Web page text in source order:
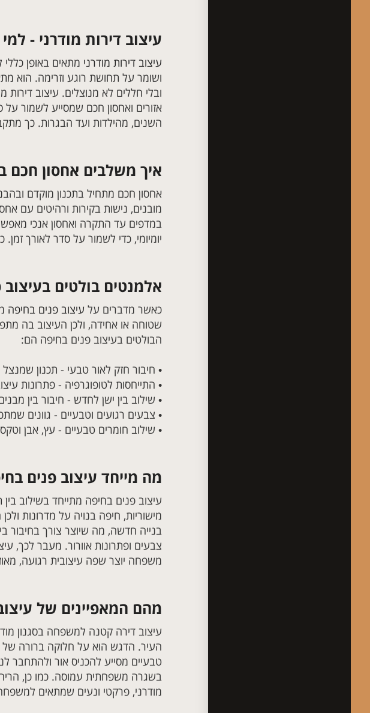
עיצוב דירות מודרני -
עיצוב דירות מודרני מתאים באופן
ושומר על תחושת רוגע וזרימה. הוא
ובלי חללים לא מנוצלים. עיצוב
אזורים ואחסון חכם שמסייע לשמור
השנים, מהילדות ועד הבגרות. כך
איך משלבים אחסון חכם
אחסון חכם מתחיל בתכנון מוקדם
מובנים, נישות בקירות ורהיטים עם
במדפים עד התקרה ואחסון אנכי
יומיומי, כדי לשמור על סדר לאורך
אלמנטים בולטים בעיצוב
כאשר מדברים על עיצוב פנים בחיפה
שטוחה או אחידה, ולכן העיצוב בה
הבולטים בעיצוב פנים בחיפה הם:
• חיבור חזק לאור טבעי - תכנון שמנצל
• התייחסות לטופוגרפיה - פתרונות
• שילוב בין ישן לחדש - חיבור בין
• צבעים רגועים וטבעיים - גוונים
• שילוב חומרים טבעיים - עץ, אבן
מה מייחד עיצוב פנים
עיצוב פנים בחיפה מתייחד בשילוב
מישוריות, חיפה בנויה על מדרונות
בנייה חדשה, מה שיוצר צורך בחיבור
צבעים ופתרונות אוורור. מעבר לכך,
משפחה יוצר שפה עיצובית רגועה,
מהם המאפיינים של
עיצוב דירה קטנה למשפחה בסגנון
העיר. הדגש הוא על חלוקה ברורה
טבעיים מסייע להכניס אור ולהתחבר
בשגרה משפחתית עמוסה. כמו כן,
מודרני, פרקטי ונעים שמתאים